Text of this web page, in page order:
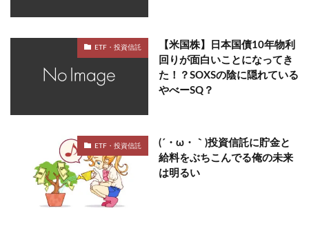
ETF・投資信託
【米国株】日本国債10年物利
回りが面白いことになってき
た！？SOXSの陰に隠れている
やべーSQ？
ETF・投資信託
(´・ω・｀)投資信託に貯金と
給料をぶちこんでる俺の未来
は明るい